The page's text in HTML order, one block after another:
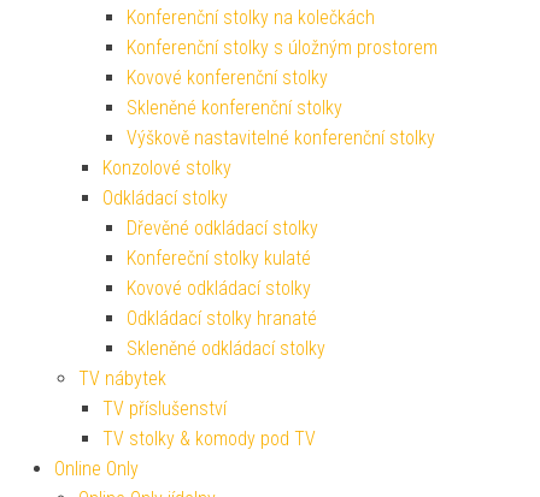
Konferenční stolky na kolečkách
Konferenční stolky s úložným prostorem
Kovové konferenční stolky
Skleněné konferenční stolky
Výškově nastavitelné konferenční stolky
Konzolové stolky
Odkládací stolky
Dřevěné odkládací stolky
Konfereční stolky kulaté
Kovové odkládací stolky
Odkládací stolky hranaté
Skleněné odkládací stolky
TV nábytek
TV příslušenství
TV stolky & komody pod TV
Online Only